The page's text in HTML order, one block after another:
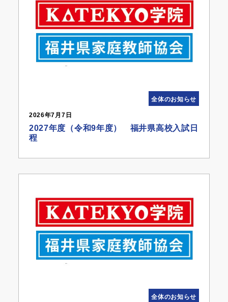
全体のお知らせ
2026年7月7日
2027年度（令和9年度） 福井県高校入試日
程
全体のお知らせ